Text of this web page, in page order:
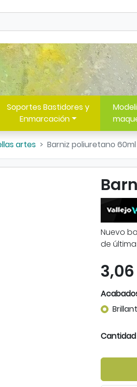
Soportes Bastidores y
Enmarcación
artes Barniz poliuretano 60ml
Nuevo
de
Cantidad